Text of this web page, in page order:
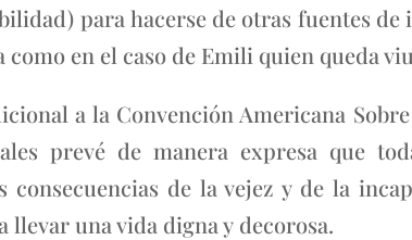
para hacerse de otras fuentes
en el caso de Emili quien queda
a la Convención Americana
prevé de manera expresa que
de la vejez y de la
una vida digna y decorosa.